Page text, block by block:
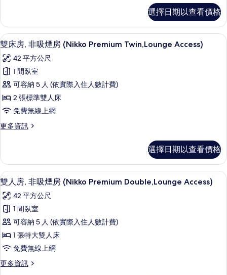
(Nikko
Junior
Suite)
的
所
有
相
片
套
房,
非
煙
房
Junior
Suite)
的
詳
情
選擇日期以查看價格
顯
示
雙
床
房,
非
吸
煙
(Nikko
Premium
Twin,Lounge
Access)
的
所
有
相
客房內保險箱、遮光布/窗簾、熨斗/
6
雙床房, 非吸煙房 (Nikko Premium Twin,Lounge Access)
42 平方公尺
1 間臥室
可容納 5 人 (依實際入住人數計費)
2 張標準雙人床
免費無線上網
更多資訊
更
房,
非
吸
房
(Nikko
Twin,Lounge
Access)
的
詳
情
選擇日期以查看價格
顯
示
雙
人
房,
非
吸
煙
客房內保險箱、遮光布/窗簾、熨斗/
6
雙人房, 非吸煙房 (Nikko Premium Double,Lounge Access)
42 平方公尺
1 間臥室
可容納 5 人 (依實際入住人數計費)
1 張特大雙人床
免費無線上網
更多資訊
更